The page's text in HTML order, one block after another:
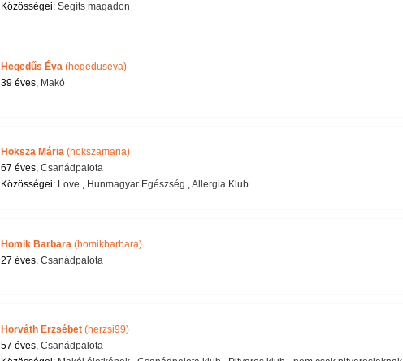
Közösségei: Segíts magadon
Hegedűs Éva(hegeduseva)
39 éves, Makó
Hoksza Mária(hokszamaria)
67 éves, Csanádpalota
Közösségei: Love , Hunmagyar Egészség ,Allergia Klub
Homik Barbara(homikbarbara)
27 éves, Csanádpalota
Horváth Erzsébet(herzsi99)
57 éves, Csanádpalota